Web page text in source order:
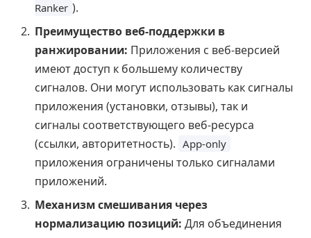
Ranker ).
Преимущество веб-поддержки в
ранжировании: Приложения с веб-версией
имеют доступ к большему количеству
сигналов. Они могут использовать как сигналы
приложения (установки, отзывы), так и
сигналы соответствующего веб-ресурса
(ссылки, авторитетность). App-only
приложения ограничены только сигналами
приложений.
Механизм смешивания через
нормализацию позиций: Для объединения